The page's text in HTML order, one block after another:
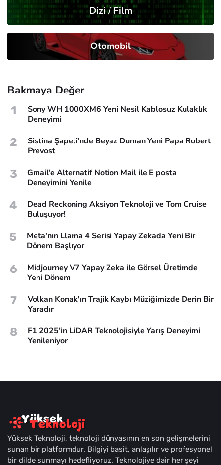
Dizi / Film
Otomobil
Bakmaya Değer
1
Sony WH 1000XM6 Yeni Nesil Kablosuz Kulaklık
Deneyimi
2
Sistina Şapeli’nde Beyaz Duman Yeni Papa Robert
Prevost
3
Gmail'e Alternatif Notion Mail ile E posta
Deneyimini Yenile
4
Dead Reckoning Aksiyon Teknoloji ve Tom Cruise
Buluşuyor!
5
Meta'nın Llama 4 Serisi Yapay Zekada Yeni Bir
Dönem Başlıyor
6
Midjourney V7 Yapay Zeka ile Görsel Üretimde
Yeni Dönem
7
Volkan Konak'ın Trajik Kaybı Müziğimizde Derin Bir
Yaradır
8
F1 2025’in LiDAR Teknolojisiyle Yarış Deneyimi
Yenileniyor
Yüksek Teknoloji, teknoloji dünyasının en son gelişmelerini
sunan bir platformdur. Bilgiyi basit, anlaşılır ve profesyonel
bir dilde sunmayı hedefliyoruz. Teknolojiye dair her şeyi